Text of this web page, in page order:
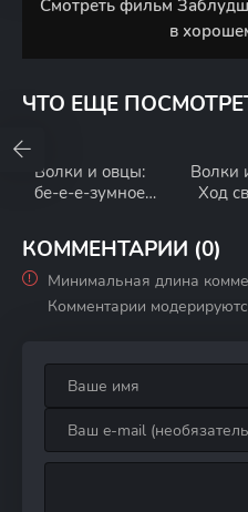
Смотреть фильм
в
ЧТО ЕЩЕ
Волки и овцы:
бе-е-е-зумное
Волки
Ход
КОММЕНТАРИИ (0)
Минимальная длина
Комментарии